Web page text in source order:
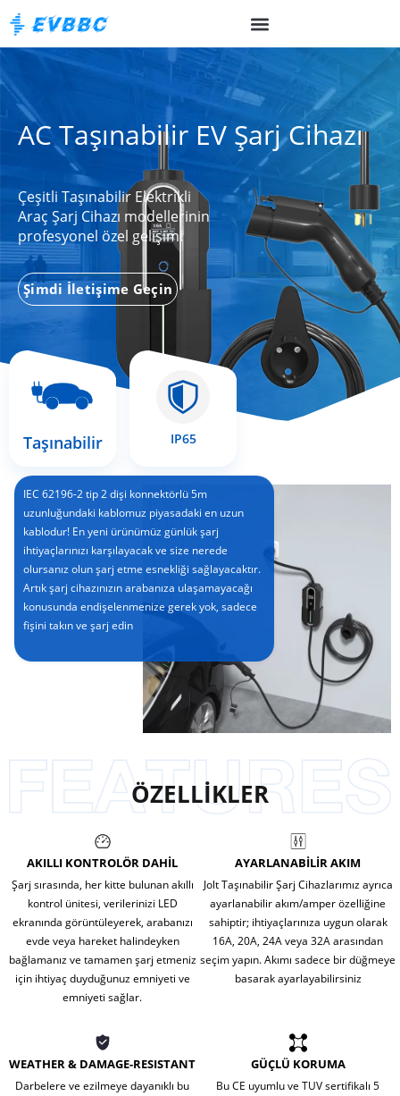
AC Taşınabilir EV Şarj Cihazı
Çeşitli Taşınabilir Elektrikli
Araç Şarj Cihazı modellerinin
profesyonel özel gelişimi
Şimdi İletişime Geçin
Taşınabilir IP65
IEC 62196-2 tip 2 dişi konnektörlü 5m
uzunluğundaki kablomuz piyasadaki en uzun
kablodur! En yeni ürünümüz günlük şarj
ihtiyaçlarınızı karşılayacak ve size nerede
olursanız olun şarj etme esnekliği sağlayacaktır.
Artık şarj cihazınızın arabanıza ulaşamayacağı
konusunda endişelenmenize gerek yok, sadece
fişini takın ve şarj edin
ÖZELLİKLER
AKILLI KONTROLÖR DAHİL
Şarj sırasında, her kitte bulunan akıllı
kontrol ünitesi, verilerinizi LED
ekranında görüntüleyerek, arabanızı
evde veya hareket halindeyken
bağlamanız ve tamamen şarj etmeniz
için ihtiyaç duyduğunuz emniyeti ve
emniyeti sağlar.
AYARLANABİLİR AKIM
Jolt Taşınabilir Şarj Cihazlarımız ayrıca
ayarlanabilir akım/amper özelliğine
sahiptir; ihtiyaçlarınıza uygun olarak
16A, 20A, 24A veya 32A arasından
seçim yapın. Akımı sadece bir düğmeye
basarak ayarlayabilirsiniz
WEATHER & DAMAGE-RESISTANT
Darbelere ve ezilmeye dayanıklı bu
GÜÇLÜ KORUMA
Bu CE uyumlu ve TUV sertifikalı 5